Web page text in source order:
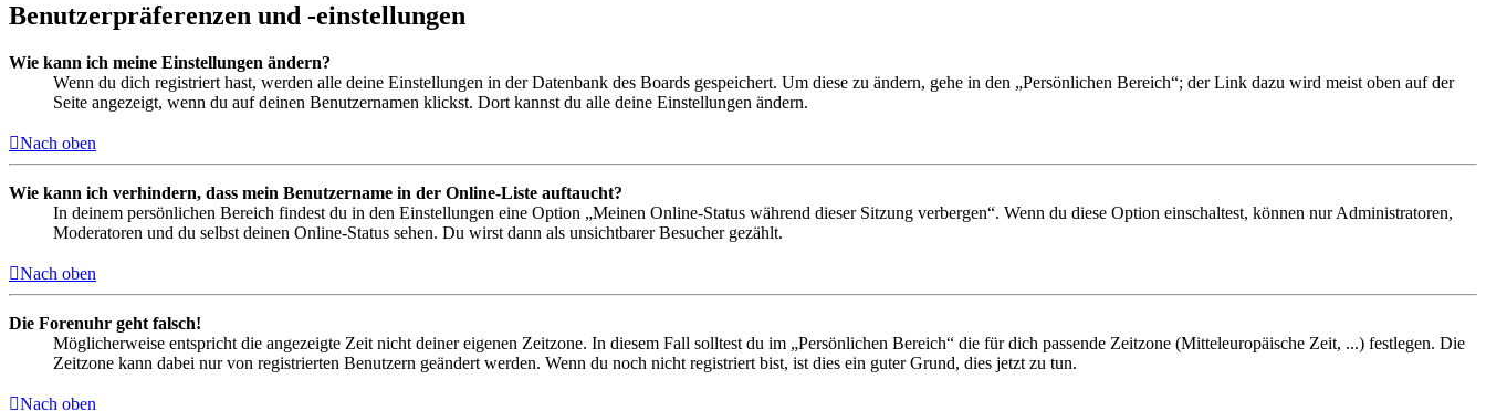
Benutzerpräferenzen und -einstellungen
Wie kann ich meine Einstellungen ändern?
Wenn du dich registriert hast, werden alle deine Einstellungen in der Datenbank des Boards gespeichert. Um diese zu ändern, gehe in den „Persönlichen Bereich“; der Link dazu wird meist oben auf der
Seite angezeigt, wenn du auf deinen Benutzernamen klickst. Dort kannst du alle deine Einstellungen ändern.
Nach oben
Wie kann ich verhindern, dass mein Benutzername in der Online-Liste auftaucht?
In deinem persönlichen Bereich findest du in den Einstellungen eine Option „Meinen Online-Status während dieser Sitzung verbergen“. Wenn du diese Option einschaltest, können nur Administratoren,
Moderatoren und du selbst deinen Online-Status sehen. Du wirst dann als unsichtbarer Besucher gezählt.
Nach oben
Die Forenuhr geht falsch!
Möglicherweise entspricht die angezeigte Zeit nicht deiner eigenen Zeitzone. In diesem Fall solltest du im „Persönlichen Bereich“ die für dich passende Zeitzone (Mitteleuropäische Zeit, ...) festlegen. Die
Zeitzone kann dabei nur von registrierten Benutzern geändert werden. Wenn du noch nicht registriert bist, ist dies ein guter Grund, dies jetzt zu tun.
Nach oben